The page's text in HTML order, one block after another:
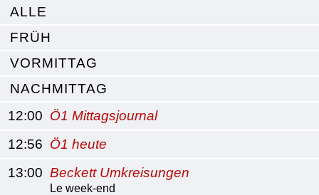
ALLE
FRÜH
VORMITTAG
NACHMITTAG
12:00 Ö1 Mittagsjournal
12:56 Ö1 heute
13:00 Beckett Umkreisungen
Le week-end